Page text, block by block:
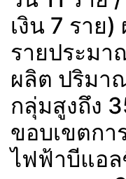
เงิน 7 ราย
รายประมา
ผลิต ปริมา
กลุ่มสูงถึง
ขอบเขตกา
ไฟฟ้าบีแอ